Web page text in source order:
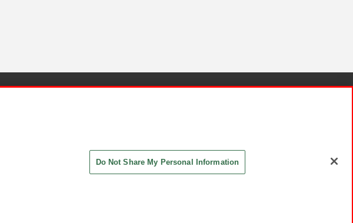
Do Not Share My Personal Information